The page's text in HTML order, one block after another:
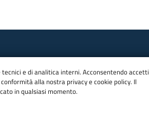
e di analitica interni. Acconsentendo accetti
alla nostra privacy e cookie policy. Il
in qualsiasi momento.